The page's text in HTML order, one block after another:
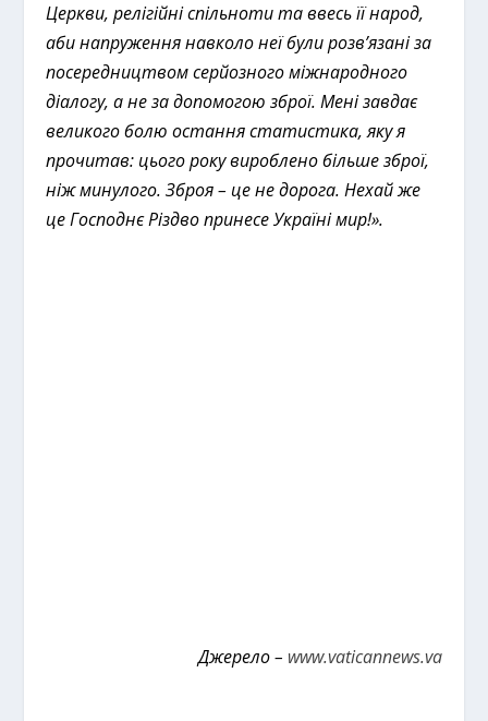
Церкви, релігійні спільноти та ввесь її народ,
аби напруження навколо неї були розв’язані за
посередництвом серйозного міжнародного
діалогу, а не за допомогою зброї. Мені завдає
великого болю остання статистика, яку я
прочитав: цього року вироблено більше зброї,
ніж минулого. Зброя – це не дорога. Нехай же
це Господнє Різдво принесе Україні мир!».
Джерело – www.vaticannews.va